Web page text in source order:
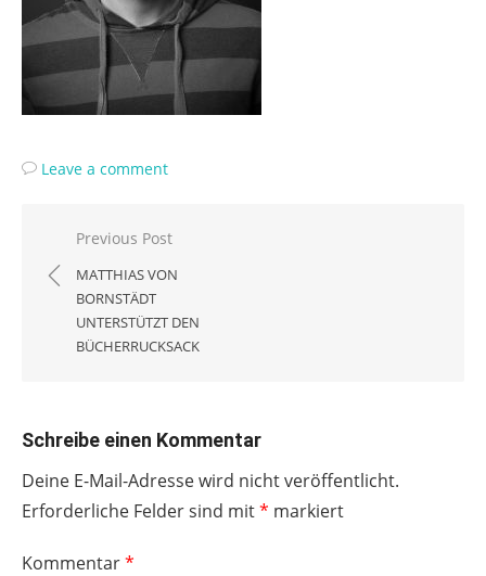
Leave a comment
Beitragsnavigation
Previous Post
MATTHIAS VON
BORNSTÄDT
UNTERSTÜTZT DEN
BÜCHERRUCKSACK
Schreibe einen Kommentar
Deine E-Mail-Adresse wird nicht veröffentlicht.
Erforderliche Felder sind mit* markiert
Kommentar*